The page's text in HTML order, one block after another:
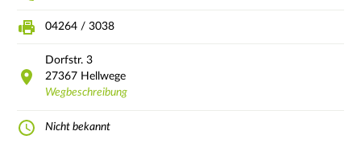
04264 / 3038
Dorfstr. 3
27367 Hellwege
Wegbeschreibung
Nicht bekannt